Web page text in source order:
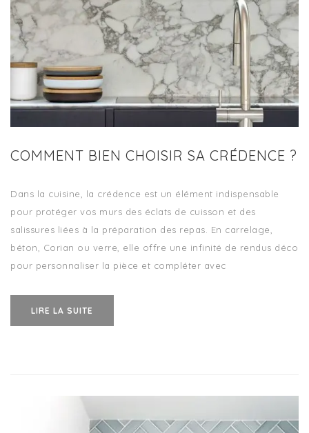
COMMENT BIEN CHOISIR SA CRÉDENCE ?
Dans la cuisine, la crédence est un élément indispensable
pour protéger vos murs des éclats de cuisson et des
salissures liées à la préparation des repas. En carrelage,
béton, Corian ou verre, elle offre une infinité de rendus déco
pour personnaliser la pièce et compléter avec
LIRE LA SUITE